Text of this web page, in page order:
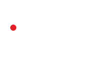
வரை அபராதம்!